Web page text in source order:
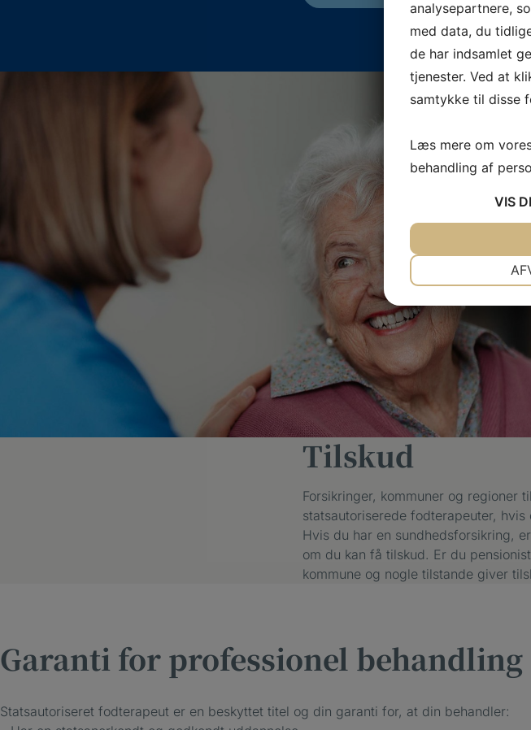
Tilskud
Forsikringer, kommuner og regioner
statsautoriserede fodterapeuter,
Hvis du har en sundhedsforsikring,
om du kan få tilskud. Er du
kommune og nogle tilstande giver
Garanti for professionel behandling
Statsautoriseret fodterapeut er en beskyttet titel og din garanti for, at din behandler:
analysepartnere,
med data, du
de har indsamlet
tjenester. Ved at
samtykke til disse
Læs mere om
behandling af
VIS
MARKETING